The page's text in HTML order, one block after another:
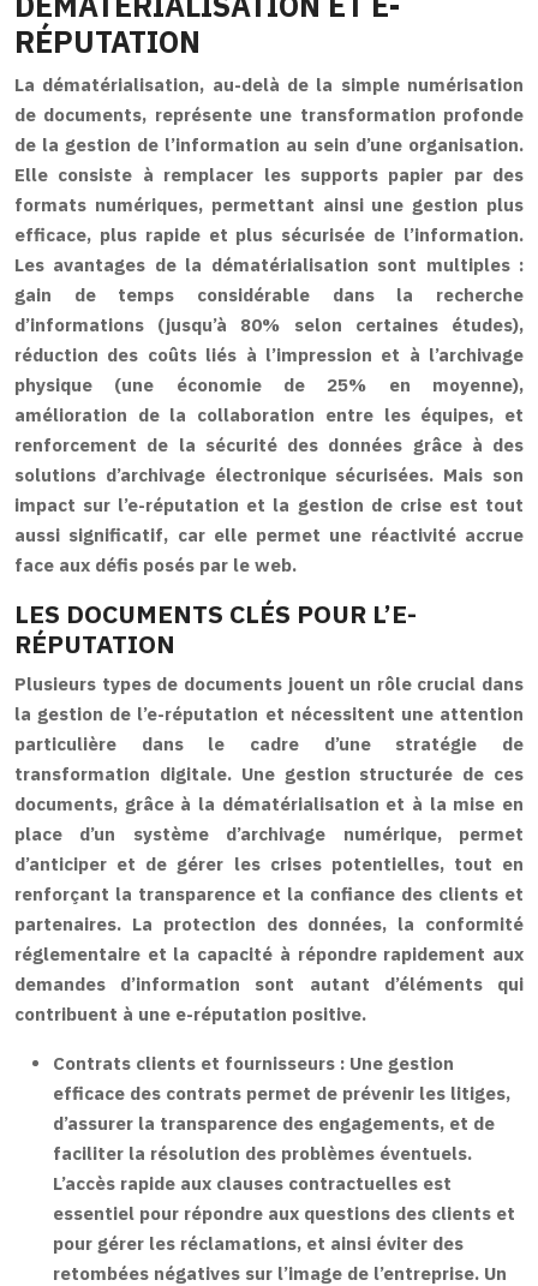
RÉPUTATION
La dématérialisation, au-delà de la simple numérisation
de documents, représente une transformation profonde
de la gestion de l’information au sein d’une organisation.
Elle consiste à remplacer les supports papier par des
formats numériques, permettant ainsi une gestion plus
efficace, plus rapide et plus sécurisée de l’information.
Les avantages de la dématérialisation sont multiples :
gain de temps considérable dans la recherche
d’informations (jusqu’à 80% selon certaines études),
réduction des coûts liés à l’impression et à l’archivage
physique (une économie de 25% en moyenne),
amélioration de la collaboration entre les équipes, et
renforcement de la sécurité des données grâce à des
solutions d’archivage électronique sécurisées. Mais son
impact sur l’e-réputation et la gestion de crise est tout
aussi significatif, car elle permet une réactivité accrue
face aux défis posés par le web.
LES DOCUMENTS CLÉS POUR L’E-
RÉPUTATION
Plusieurs types de documents jouent un rôle crucial dans
la gestion de l’e-réputation et nécessitent une attention
particulière dans le cadre d’une stratégie de
transformation digitale. Une gestion structurée de ces
documents, grâce à la dématérialisation et à la mise en
place d’un système d’archivage numérique, permet
d’anticiper et de gérer les crises potentielles, tout en
renforçant la transparence et la confiance des clients et
partenaires. La protection des données, la conformité
réglementaire et la capacité à répondre rapidement aux
demandes d’information sont autant d’éléments qui
contribuent à une e-réputation positive.
Contrats clients et fournisseurs : Une gestion
efficace des contrats permet de prévenir les litiges,
d’assurer la transparence des engagements, et de
faciliter la résolution des problèmes éventuels.
L’accès rapide aux clauses contractuelles est
essentiel pour répondre aux questions des clients et
pour gérer les réclamations, et ainsi éviter des
retombées négatives sur l’image de l’entreprise. Un